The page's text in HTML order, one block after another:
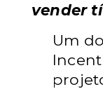
vender
Um